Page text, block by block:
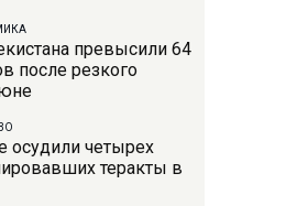
превысили 64
после резкого
осудили четырех
теракты в